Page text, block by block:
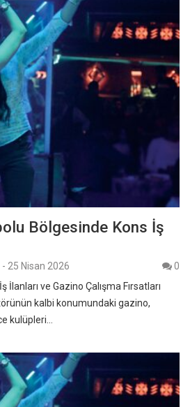
Bölgesinde Kons İş
- 25 Nisan 2026
0
ve Gazino Çalışma Fırsatları
kalbi konumundaki gazino,
kulüpleri…